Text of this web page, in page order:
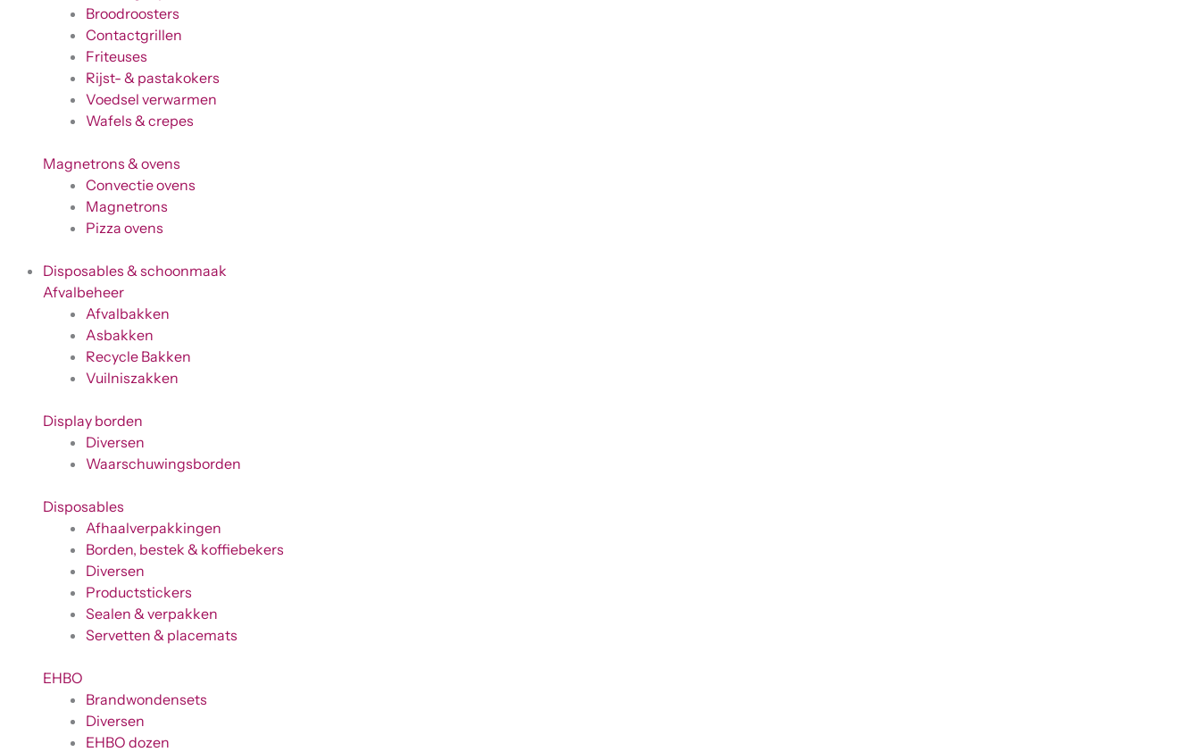
Broodroosters
Contactgrillen
Friteuses
Rijst- & pastakokers
Voedsel verwarmen
Wafels & crepes
Magnetrons & ovens
Convectie ovens
Magnetrons
Pizza ovens
Disposables & schoonmaak
Afvalbeheer
Afvalbakken
Asbakken
Recycle Bakken
Vuilniszakken
Display borden
Diversen
Waarschuwingsborden
Disposables
Afhaalverpakkingen
Borden, bestek & koffiebekers
Diversen
Productstickers
Sealen & verpakken
Servetten & placemats
EHBO
Brandwondensets
Diversen
EHBO dozen